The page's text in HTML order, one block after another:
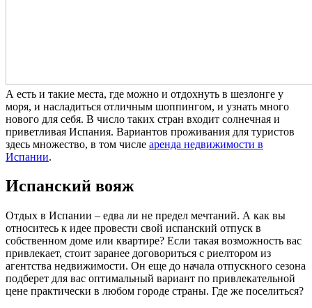
А есть и такие места, где можно и отдохнуть в шезлонге у
моря, и насладиться отличным шоппингом, и узнать много
нового для себя. В число таких стран входит солнечная и
приветливая Испания. Вариантов проживания для туристов
здесь множество, в том числе аренда недвижимости в
Испании.
Испанский вояж
Отдых в Испании – едва ли не предел мечтаний. А как вы
относитесь к идее провести свой испанский отпуск в
собственном доме или квартире? Если такая возможность вас
привлекает, стоит заранее договориться с риелтором из
агентства недвижимости. Он еще до начала отпускного сезона
подберет для вас оптимальный вариант по привлекательной
цене практически в любом городе страны. Где же поселиться?